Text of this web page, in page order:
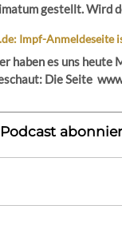
gestellt. Wird
Impf-Anmeldeseite
haben es uns heute
Die Seite
Podcast